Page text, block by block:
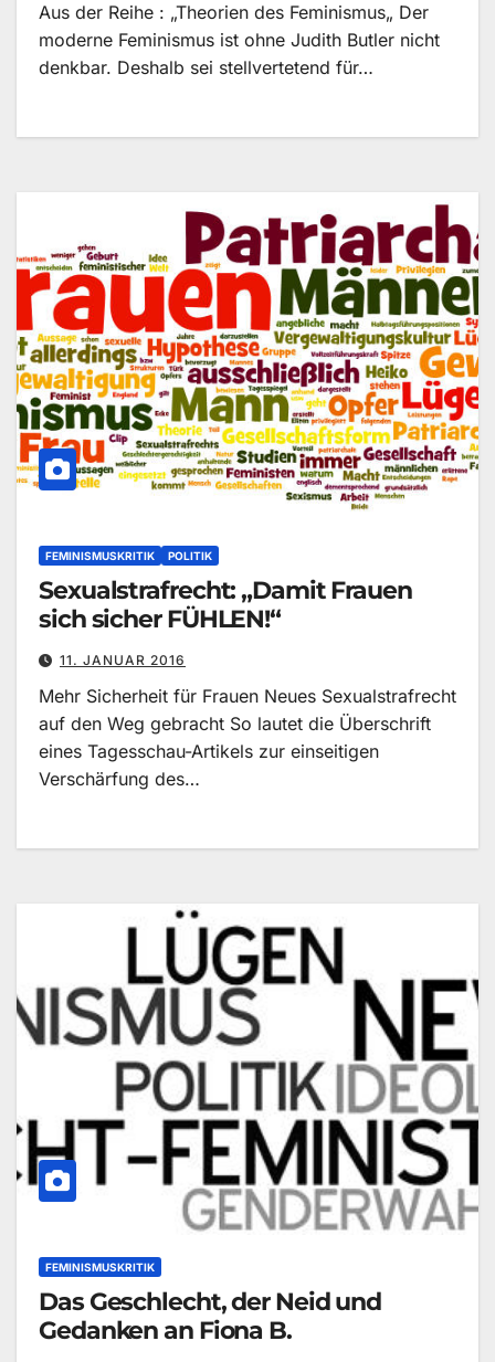
Aus der Reihe : „Theorien des Feminismus„ Der
moderne Feminismus ist ohne Judith Butler nicht
denkbar. Deshalb sei stellvertetend für…
FEMINISMUSKRITIK POLITIK
Sexualstrafrecht: „Damit Frauen
sich sicher FÜHLEN!“
11. JANUAR 2016
Mehr Sicherheit für Frauen Neues Sexualstrafrecht
auf den Weg gebracht So lautet die Überschrift
eines Tagesschau-Artikels zur einseitigen
Verschärfung des…
FEMINISMUSKRITIK
Das Geschlecht, der Neid und
Gedanken an Fiona B.